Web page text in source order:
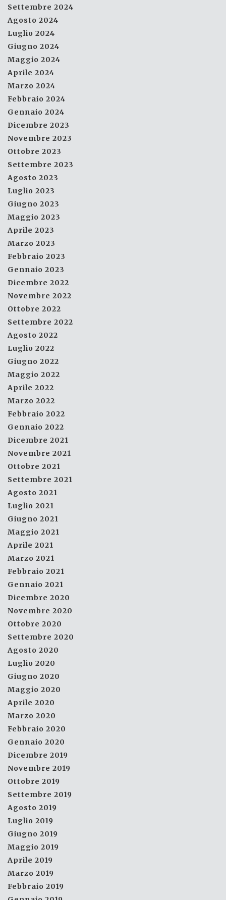
Settembre 2024
Agosto 2024
Luglio 2024
Giugno 2024
Maggio 2024
Aprile 2024
Marzo 2024
Febbraio 2024
Gennaio 2024
Dicembre 2023
Novembre 2023
Ottobre 2023
Settembre 2023
Agosto 2023
Luglio 2023
Giugno 2023
Maggio 2023
Aprile 2023
Marzo 2023
Febbraio 2023
Gennaio 2023
Dicembre 2022
Novembre 2022
Ottobre 2022
Settembre 2022
Agosto 2022
Luglio 2022
Giugno 2022
Maggio 2022
Aprile 2022
Marzo 2022
Febbraio 2022
Gennaio 2022
Dicembre 2021
Novembre 2021
Ottobre 2021
Settembre 2021
Agosto 2021
Luglio 2021
Giugno 2021
Maggio 2021
Aprile 2021
Marzo 2021
Febbraio 2021
Gennaio 2021
Dicembre 2020
Novembre 2020
Ottobre 2020
Settembre 2020
Agosto 2020
Luglio 2020
Giugno 2020
Maggio 2020
Aprile 2020
Marzo 2020
Febbraio 2020
Gennaio 2020
Dicembre 2019
Novembre 2019
Ottobre 2019
Settembre 2019
Agosto 2019
Luglio 2019
Giugno 2019
Maggio 2019
Aprile 2019
Marzo 2019
Febbraio 2019